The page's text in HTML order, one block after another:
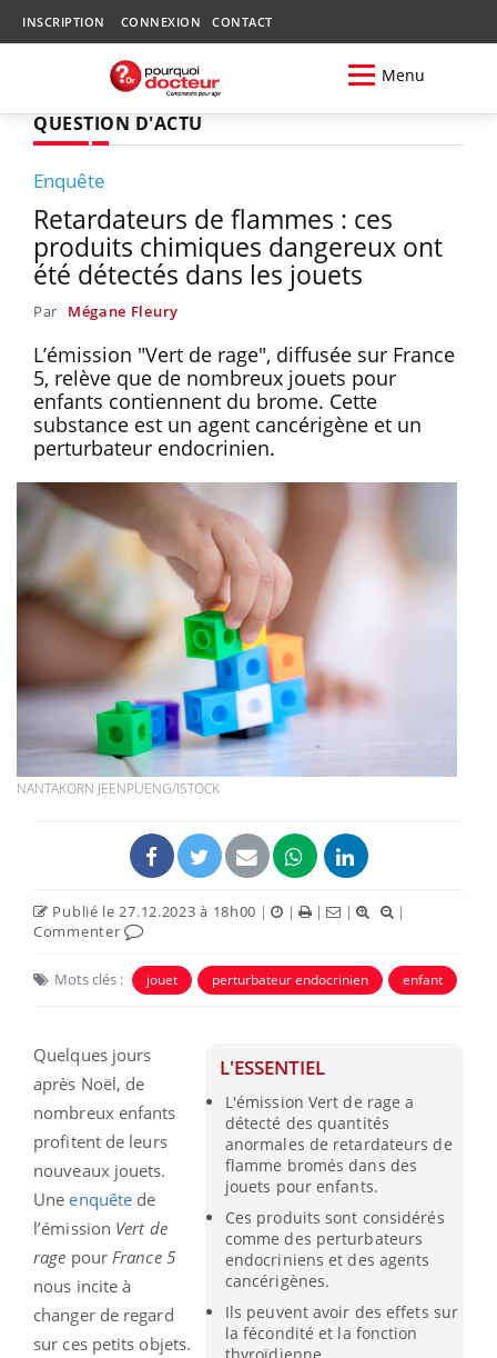
INSCRIPTION CONNEXION CONTACT
Menu
QUESTION D'ACTU
Enquête
Retardateurs de flammes : ces
produits chimiques dangereux ont
été détectés dans les jouets
Par Mégane Fleury
L’émission "Vert de rage", diffusée sur France
5, relève que de nombreux jouets pour
enfants contiennent du brome. Cette
substance est un agent cancérigène et un
perturbateur endocrinien.
NANTAKORN JEENPUENG/ISTOCK
Publié le 27.12.2023 à 18h00 | | | |
|
Commenter
Mots clés : jouet perturbateur endocrinien enfant
L'ESSENTIEL
L'émission Vert de rage a
détecté des quantités
anormales de retardateurs de
flamme bromés dans des
jouets pour enfants.
Ces produits sont considérés
comme des perturbateurs
endocriniens et des agents
cancérigènes.
Ils peuvent avoir des effets sur
la fécondité et la fonction
Quelques jours
après Noël, de
nombreux enfants
profitent de leurs
nouveaux jouets.
Uneenquête de
l’émission Vert de
rage pour France 5
nous incite à
changer de regard
sur ces petits objets.